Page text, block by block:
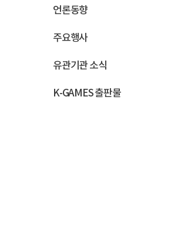
언론동향
주요행사
유관기관 소식
K-GAMES 출판물